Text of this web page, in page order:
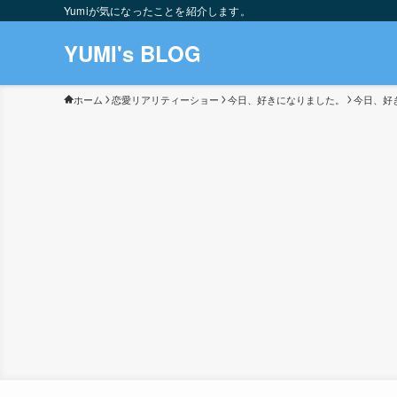
Yumiが気になったことを紹介します。
YUMI's BLOG
ホーム 恋愛リアリティーショー 今日、好きになりました。 今日、好